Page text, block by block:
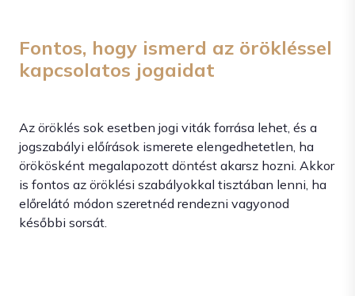
Fontos, hogy ismerd az örökléssel
kapcsolatos jogaidat
Az öröklés sok esetben jogi viták forrása lehet, és a
jogszabályi előírások ismerete elengedhetetlen, ha
örökösként megalapozott döntést akarsz hozni. Akkor
is fontos az öröklési szabályokkal tisztában lenni, ha
előrelátó módon szeretnéd rendezni vagyonod
későbbi sorsát.